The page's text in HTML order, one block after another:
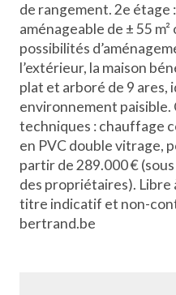
de rangement. 2e étage
aménageable de ± 55
possibilités
l’extérieur, la maison
plat et arboré de 9 ares,
environnement
techniques : chauffage
en PVC double vitrage,
partir de 289.000 €
des propriétaires). Libre
titre indicatif et non-
bertrand.be